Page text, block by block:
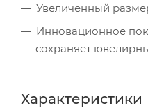
Увеличенный
Инновационное
сохраняет
Характеристики